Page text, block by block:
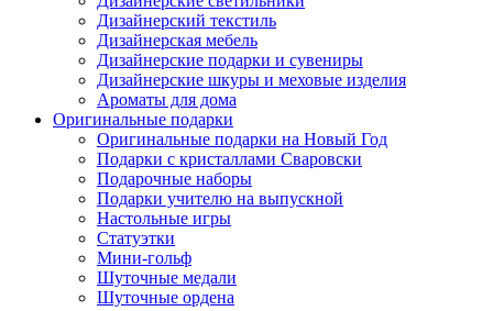
Дизайнерский текстиль
Дизайнерская мебель
Дизайнерские подарки и сувениры
Дизайнерские шкуры и меховые изделия
Ароматы для дома
Оригинальные подарки
Оригинальные подарки на Новый Год
Подарки с кристаллами Сваровски
Подарочные наборы
Подарки учителю на выпускной
Настольные игры
Статуэтки
Мини-гольф
Шуточные медали
Шуточные ордена